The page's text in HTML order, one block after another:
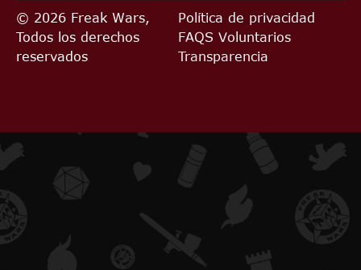
© 2026 Freak Wars,
Todos los derechos
reservados
Política de privacidad
FAQS Voluntarios
Transparencia